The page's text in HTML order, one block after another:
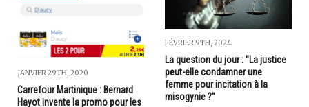
JANVIER 29TH, 2020
Carrefour Martinique : Bernard
Hayot invente la promo pour les
FÉVRIER 9TH, 2024
La question du jour : "La justice
peut-elle condamner une
femme pour incitation à la
misogynie ?"